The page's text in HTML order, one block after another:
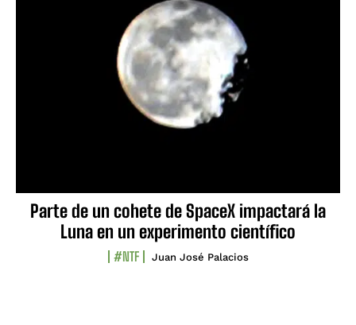
Parte de un cohete de SpaceX impactará la
Luna en un experimento científico
#NTF Juan José Palacios